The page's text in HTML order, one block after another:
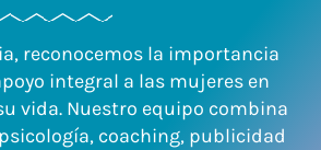
reconocemos la importancia
integral a las mujeres en
vida. Nuestro equipo combina
coaching, publicidad